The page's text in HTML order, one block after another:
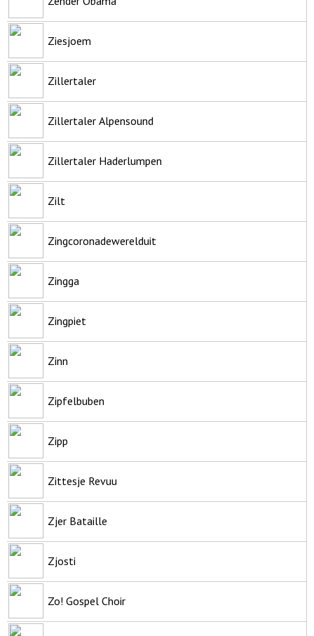
Ziesjoem
Zillertaler
Zillertaler Alpensound
Zillertaler Haderlumpen
Zilt
Zingcoronadewerelduit
Zingga
Zingpiet
Zinn
Zipfelbuben
Zipp
Zittesje Revuu
Zjer Bataille
Zjosti
Zo! Gospel Choir